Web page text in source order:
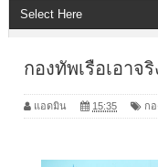
กองทัพเรือเอาจ
แอดมิน 15:35 กอ